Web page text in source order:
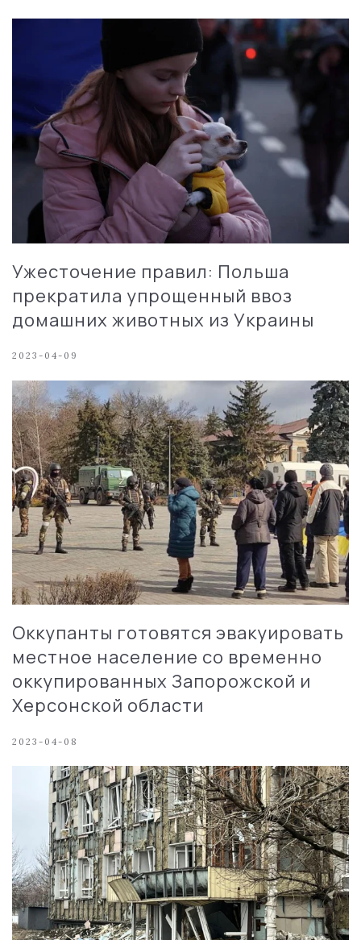
Ужесточение правил: Польша
прекратила упрощенный ввоз
домашних животных из Украины
2023-04-09
Оккупанты готовятся эвакуировать
местное население со временно
оккупированных Запорожской и
Херсонской области
2023-04-08